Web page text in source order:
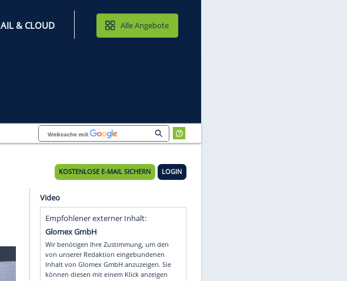
MAIL & CLOUD
KOSTENLOSE E-MAIL SICHERN
seinen Eltern
über
Empfohlener externer Inhalt: